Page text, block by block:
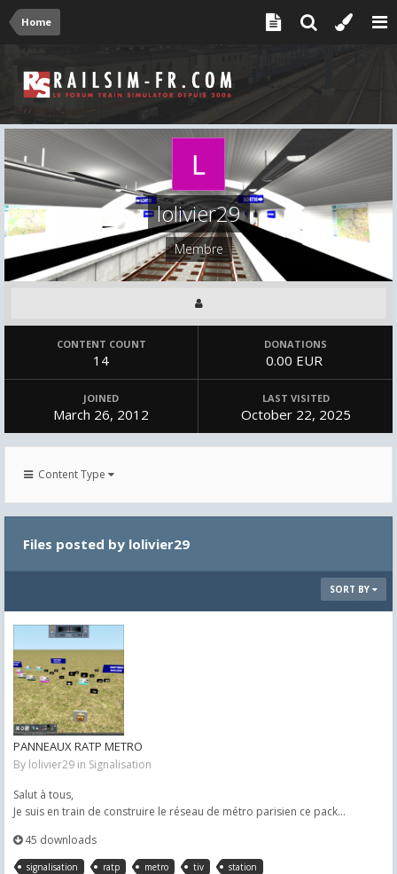
Home
lolivier29
Membre
CONTENT COUNT
14
DONATIONS
0.00 EUR
JOINED
March 26, 2012
LAST VISITED
October 22, 2025
Content Type
Files posted by lolivier29
SORT BY
PANNEAUX RATP METRO
By lolivier29 in Signalisation
Salut à tous,
Je suis en train de construire le réseau de métro parisien ce pack...
45 downloads
signalisation ratp metro tiv station